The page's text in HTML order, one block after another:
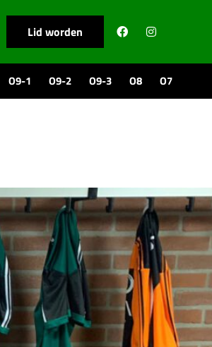
Lid worden
O9-1 O9-2 O9-3 O8 O7